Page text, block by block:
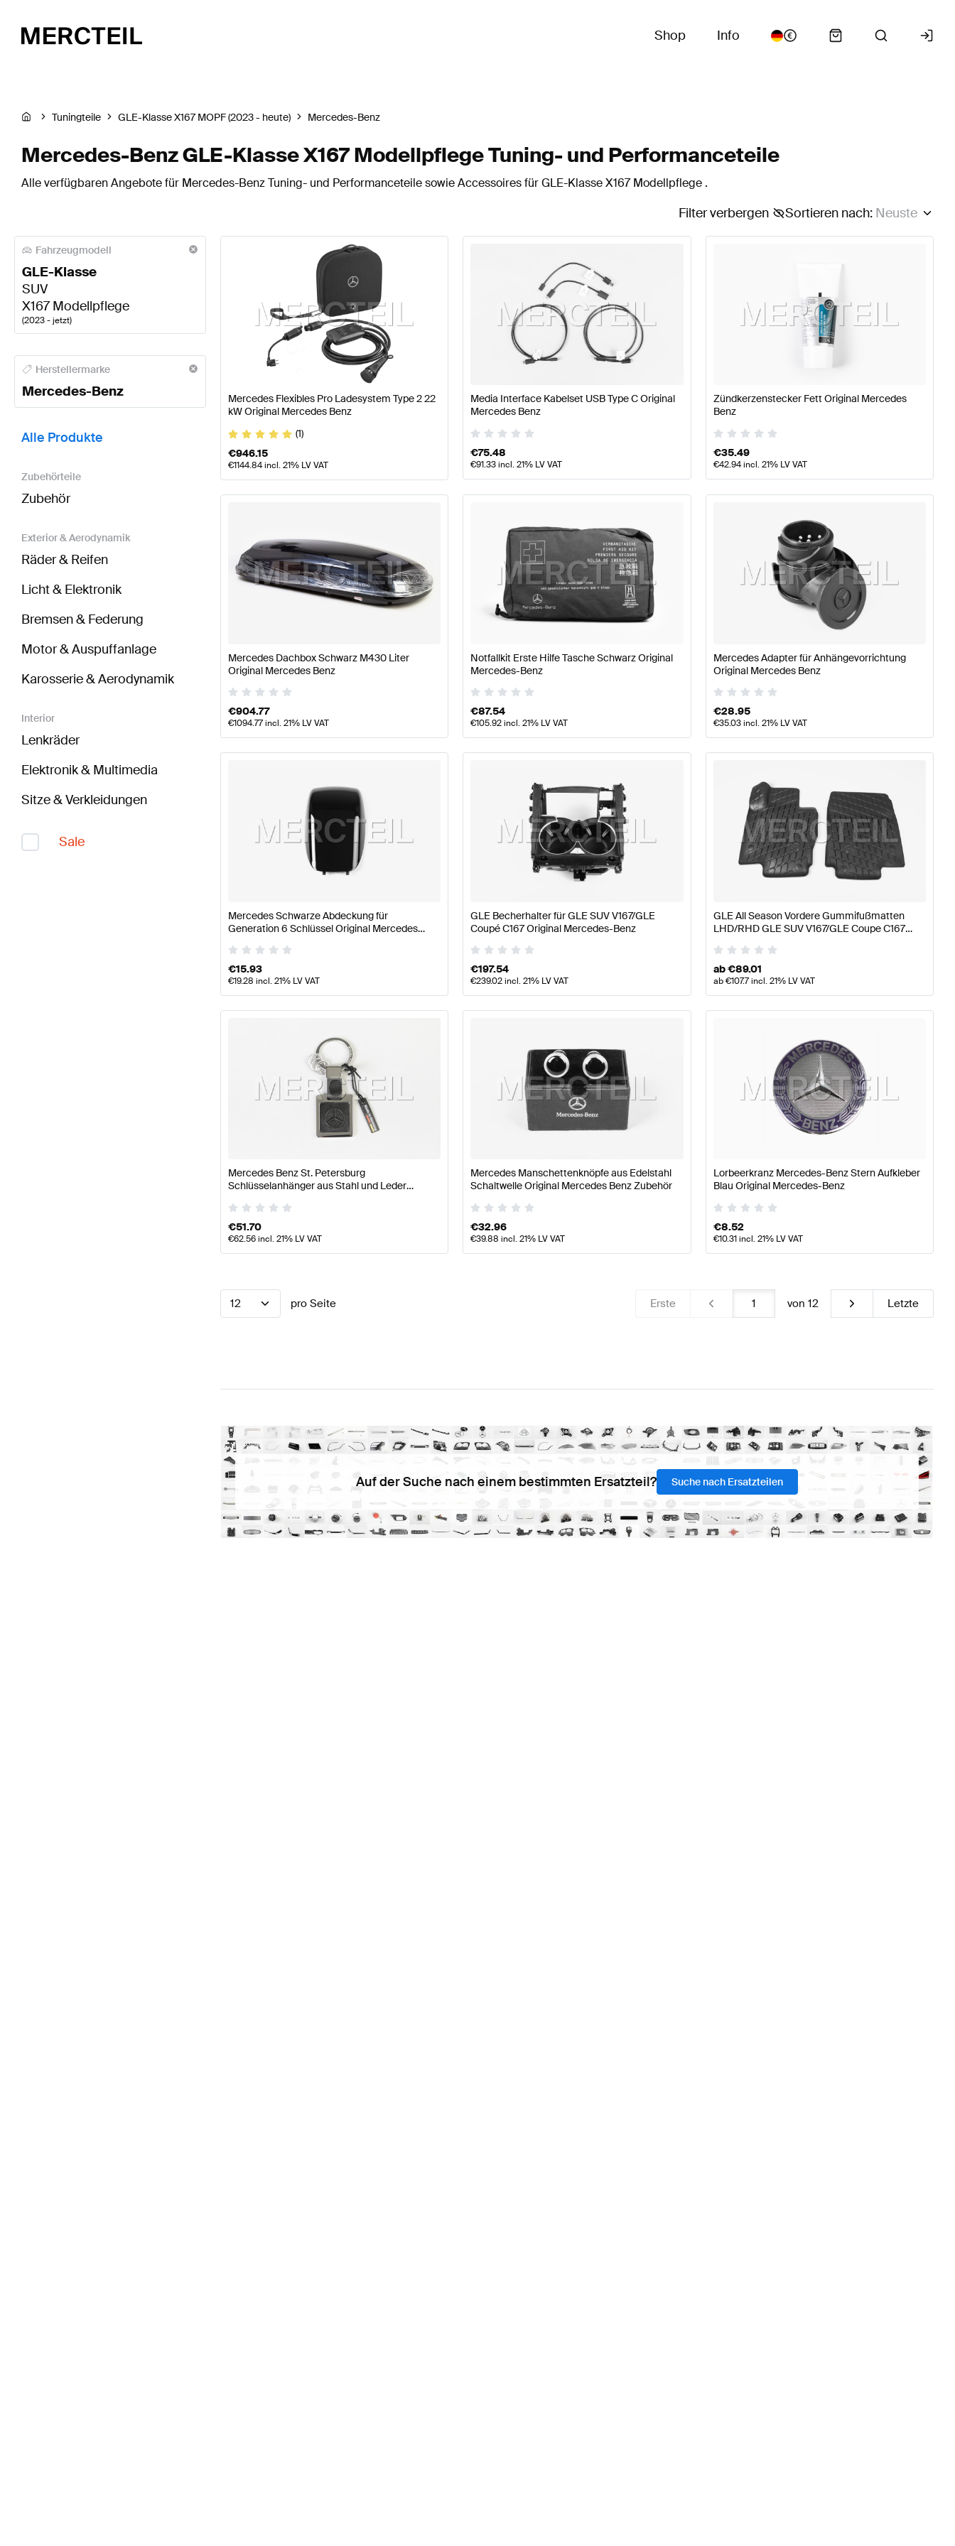
Shop Info
Tuningteile GLE-Klasse X167 MOPF (2023 - heute) Mercedes-Benz
Mercedes-Benz GLE-Klasse X167 Modellpflege Tuning- und Performanceteile
Alle verfügbaren Angebote für Mercedes-Benz Tuning- und Performanceteile sowie Accessoires für GLE-Klasse X167 Modellpflege .
Sortieren nach: Neuste
Filter verbergen
Fahrzeugmodell
GLE-Klasse
SUV
X167 Modellpflege
(2023 - jetzt)
Mercedes-Benz A-Klasse Tuning- und PerformanceteileMercedes-Benz A-Klasse W177 Modellpflege Tuning- und Performanceteile Mercedes-Benz A-Klasse
Herstellermarke
Mercedes-Benz
BRABUS GLE-Klasse X167 Modellpflege Tuning- und Performanceteile
Alle Produkte
Zubehörteile
Zubehör
Exterior & Aerodynamik
Räder & Reifen
Licht & Elektronik
Bremsen & Federung
Motor & Auspuffanlage
Karosserie & Aerodynamik
Interior
Lenkräder
Elektronik & Multimedia
Sitze & Verkleidungen
Sale
Mercedes Flexibles Pro Ladesystem Type 2 22
kW Original Mercedes Benz
(1)
€946.15
€1144.84incl. 21% LV VAT
Media Interface Kabelset USB Type C Original
Mercedes Benz
€75.48
€91.33incl. 21% LV VAT
Zündkerzenstecker Fett Original Mercedes
Benz
€35.49
€42.94incl. 21% LV VAT
Mercedes Dachbox Schwarz M430 Liter
Original Mercedes Benz
€904.77
€1094.77incl. 21% LV VAT
Notfallkit Erste Hilfe Tasche Schwarz Original
Mercedes-Benz
€87.54
€105.92incl. 21% LV VAT
Mercedes Adapter für Anhängevorrichtung
Original Mercedes Benz
€28.95
€35.03incl. 21% LV VAT
Mercedes Schwarze Abdeckung für
Generation 6 Schlüssel Original Mercedes
€15.93
€19.28 incl. 21% LV VAT
GLE Becherhalter für GLE SUV V167/GLE
Coupé C167 Original Mercedes-Benz
€197.54
€239.02incl. 21% LV VAT
GLE All Season Vordere Gummifußmatten
LHD/RHD GLE SUV V167/GLE Coupe C167
ab€89.01
ab€107.7incl. 21% LV VAT
Mercedes Benz St. Petersburg
Schlüsselanhänger aus Stahl und Leder
€51.70
€62.56incl. 21% LV VAT
Mercedes Manschettenknöpfe aus Edelstahl
Schaltwelle Original Mercedes Benz Zubehör
€32.96
€39.88 incl. 21% LV VAT
Lorbeerkranz Mercedes-Benz Stern Aufkleber
Blau Original Mercedes-Benz
€8.52
€10.31incl. 21% LV VAT
12 pro Seite Erste von 12 Letzte
Auf der Suche nach einem bestimmten Ersatzteil? Suche nach Ersatzteilen